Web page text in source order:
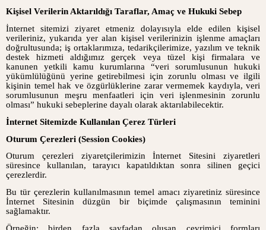
Kişisel Verilerin Aktarıldığı Taraflar, Amaç ve Hukuki Sebep
İnternet sitemizi ziyaret etmeniz dolayısıyla elde edilen kişisel
verileriniz, yukarıda yer alan kişisel verilerinizin işlenme amaçları
doğrultusunda; iş ortaklarımıza, tedarikçilerimize, yazılım ve teknik
destek hizmeti aldığımız gerçek veya tüzel kişi firmalara ve
kanunen yetkili kamu kurumlarına “veri sorumlusunun hukuki
yükümlülüğünü yerine getirebilmesi için zorunlu olması ve ilgili
kişinin temel hak ve özgürlüklerine zarar vermemek kaydıyla, veri
sorumlusunun meşru menfaatleri için veri işlenmesinin zorunlu
olması” hukuki sebeplerine dayalı olarak aktarılabilecektir.
İnternet Sitemizde Kullanılan Çerez Türleri
Oturum Çerezleri (Session Cookies)
Oturum çerezleri ziyaretçilerimizin İnternet Sitesini ziyaretleri
süresince kullanılan, tarayıcı kapatıldıktan sonra silinen geçici
çerezlerdir.
Bu tür çerezlerin kullanılmasının temel amacı ziyaretiniz süresince
İnternet Sitesinin düzgün bir biçimde çalışmasının teminini
sağlamaktır.